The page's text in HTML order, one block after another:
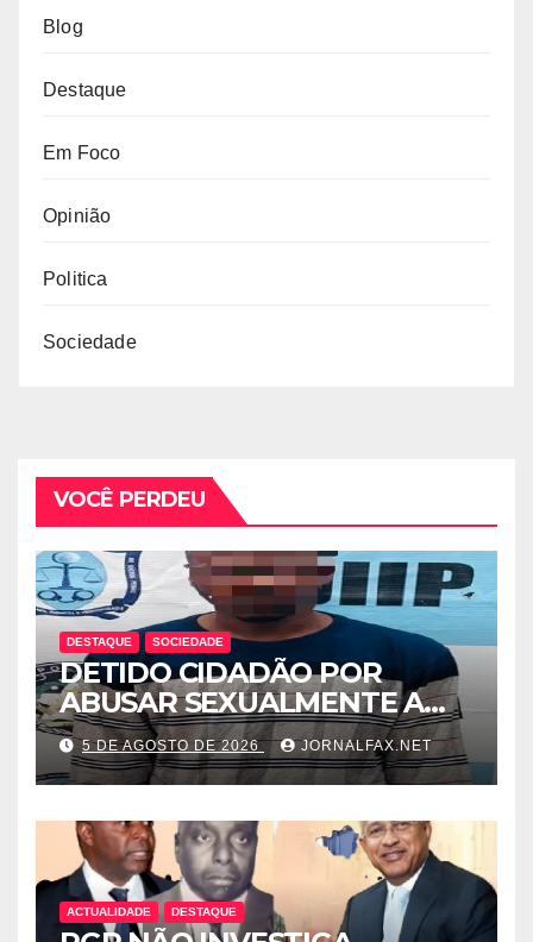
Blog
Destaque
Em Foco
Opinião
Politica
Sociedade
VOCÊ PERDEU
DESTAQUE SOCIEDADE
DETIDO CIDADÃO POR
ABUSAR SEXUALMENTE A
CUNHADA MENOR DE IDADE
5 DE AGOSTO DE 2026 JORNALFAX.NET
ACTUALIDADE DESTAQUE